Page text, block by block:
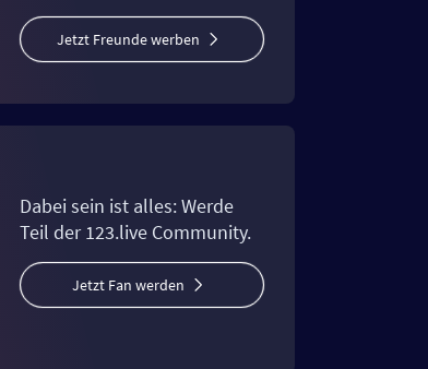
Jetzt Freunde werben
Dabei sein ist alles: Werde
Teil der 123.live Community.
Jetzt Fan werden